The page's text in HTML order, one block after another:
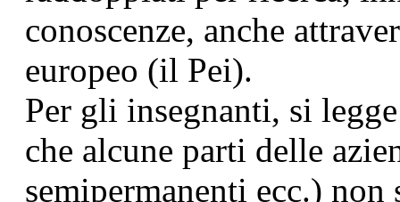
conoscenze, anche
europeo (il Pei).
Per gli insegnanti, si
che alcune parti delle
semipermanenti ecc.)